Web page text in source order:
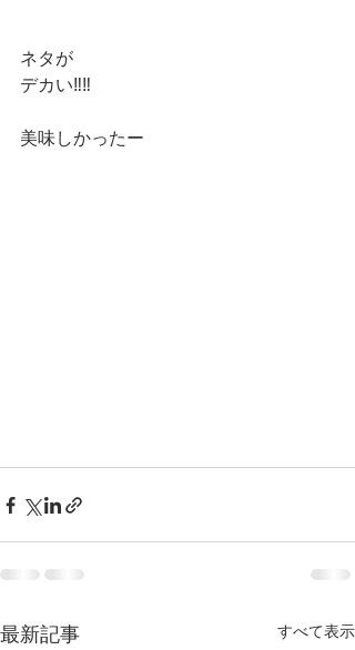
ネタが
デカい‼️‼️
美味しかったー
最新記事 すべて表示